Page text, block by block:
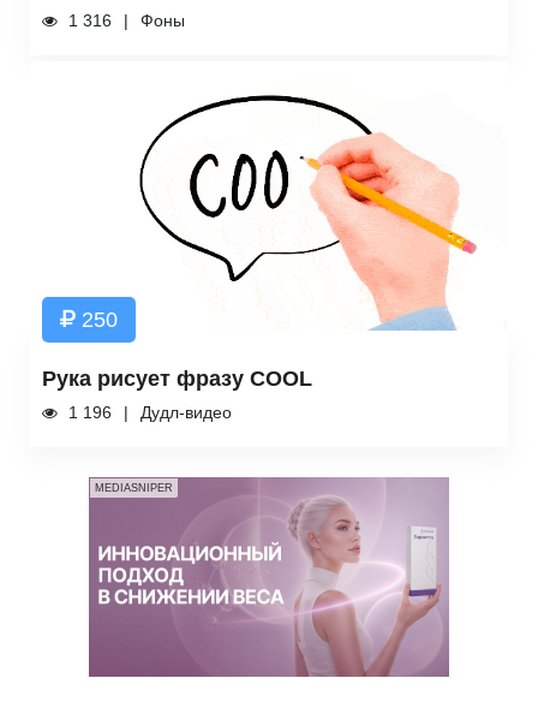
1 316 Фоны
250
Рука рисует фразу COOL
1 196 Дудл-видео
MEDIASNIPER